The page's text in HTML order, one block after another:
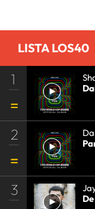
LISTA LOS40
1
2
3